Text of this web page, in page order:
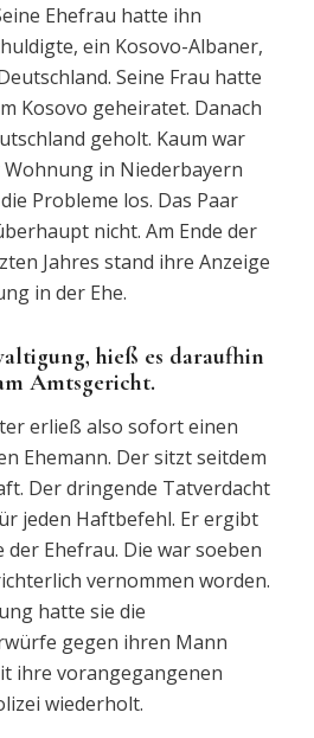
Ehefrau hatte ihn
ein Kosovo-Albaner,
Seine Frau hatte
Kosovo geheiratet. Danach
geholt. Kaum war
in Niederbayern
Probleme los. Das Paar
nicht. Am Ende der
Jahres stand ihre Anzeige
in der Ehe.
hieß es daraufhin
Amtsgericht.
erließ also sofort einen
Ehemann. Der sitzt seitdem
Der dringende Tatverdacht
jeden Haftbefehl. Er ergibt
der Ehefrau. Die war soeben
vernommen worden.
hatte sie die
gegen ihren Mann
ihre vorangegangenen
wiederholt.